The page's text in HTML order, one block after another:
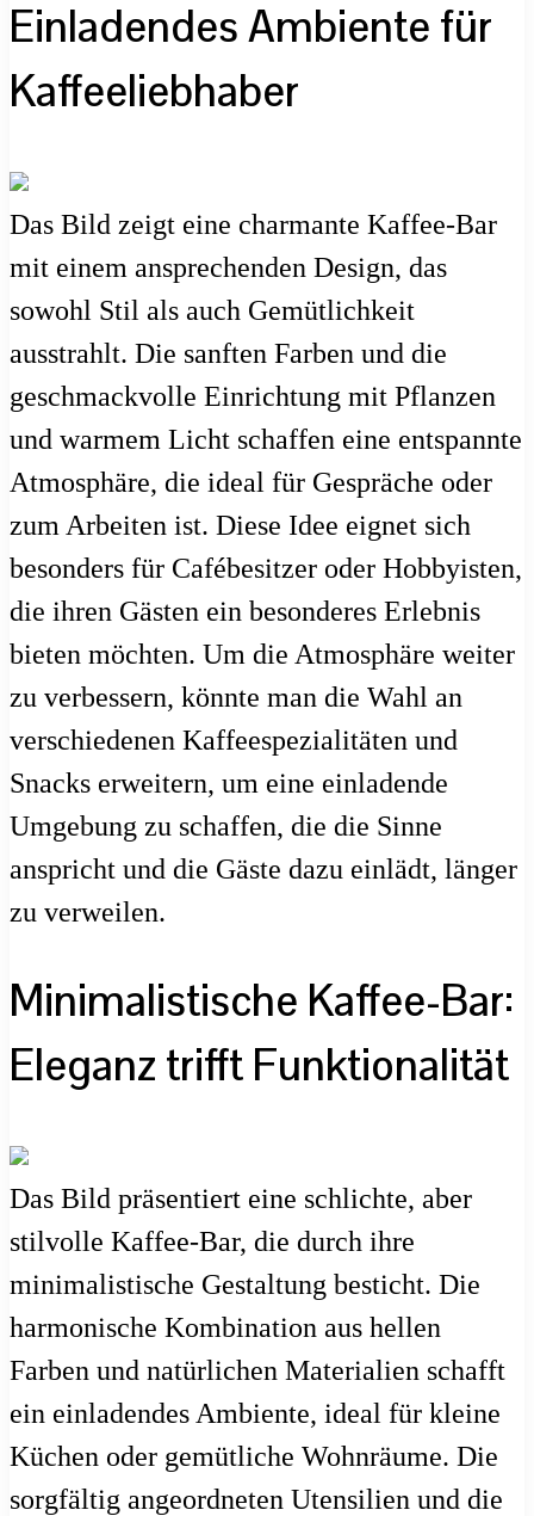
Einladendes Ambiente für
Kaffeeliebhaber
Das Bild zeigt eine charmante Kaffee-Bar
mit einem ansprechenden Design, das
sowohl Stil als auch Gemütlichkeit
ausstrahlt. Die sanften Farben und die
geschmackvolle Einrichtung mit Pflanzen
und warmem Licht schaffen eine entspannte
Atmosphäre, die ideal für Gespräche oder
zum Arbeiten ist. Diese Idee eignet sich
besonders für Cafébesitzer oder Hobbyisten,
die ihren Gästen ein besonderes Erlebnis
bieten möchten. Um die Atmosphäre weiter
zu verbessern, könnte man die Wahl an
verschiedenen Kaffeespezialitäten und
Snacks erweitern, um eine einladende
Umgebung zu schaffen, die die Sinne
anspricht und die Gäste dazu einlädt, länger
zu verweilen.
Minimalistische Kaffee-Bar:
Eleganz trifft Funktionalität
Das Bild präsentiert eine schlichte, aber
stilvolle Kaffee-Bar, die durch ihre
minimalistische Gestaltung besticht. Die
harmonische Kombination aus hellen
Farben und natürlichen Materialien schafft
ein einladendes Ambiente, ideal für kleine
Küchen oder gemütliche Wohnräume. Die
sorgfältig angeordneten Utensilien und die